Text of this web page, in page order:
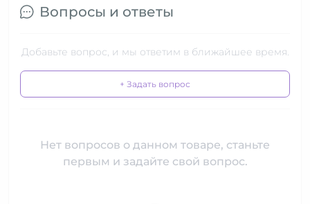
Вопросы и ответы
Добавьте вопрос, и мы ответим в ближайшее время.
+ Задать вопрос
Нет вопросов о данном товаре, станьте
первым и задайте свой вопрос.